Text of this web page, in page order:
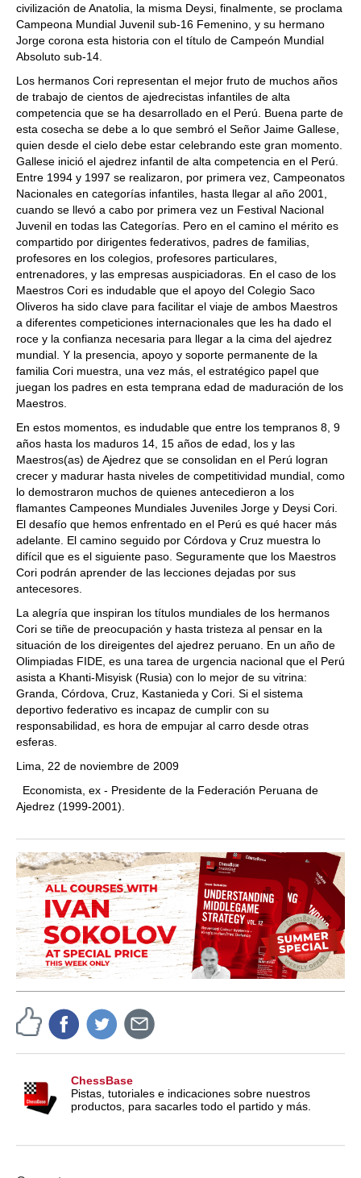
civilización de Anatolia, la misma Deysi, finalmente, se proclama
Campeona Mundial Juvenil sub-16 Femenino, y su hermano
Jorge corona esta historia con el título de Campeón Mundial
Absoluto sub-14.
Los hermanos Cori representan el mejor fruto de muchos años
de trabajo de cientos de ajedrecistas infantiles de alta
competencia que se ha desarrollado en el Perú. Buena parte de
esta cosecha se debe a lo que sembró el Señor Jaime Gallese,
quien desde el cielo debe estar celebrando este gran momento.
Gallese inició el ajedrez infantil de alta competencia en el Perú.
Entre 1994 y 1997 se realizaron, por primera vez, Campeonatos
Nacionales en categorías infantiles, hasta llegar al año 2001,
cuando se llevó a cabo por primera vez un Festival Nacional
Juvenil en todas las Categorías. Pero en el camino el mérito es
compartido por dirigentes federativos, padres de familias,
profesores en los colegios, profesores particulares,
entrenadores, y las empresas auspiciadoras. En el caso de los
Maestros Cori es indudable que el apoyo del Colegio Saco
Oliveros ha sido clave para facilitar el viaje de ambos Maestros
a diferentes competiciones internacionales que les ha dado el
roce y la confianza necesaria para llegar a la cima del ajedrez
mundial. Y la presencia, apoyo y soporte permanente de la
familia Cori muestra, una vez más, el estratégico papel que
juegan los padres en esta temprana edad de maduración de los
Maestros.
En estos momentos, es indudable que entre los tempranos 8, 9
años hasta los maduros 14, 15 años de edad, los y las
Maestros(as) de Ajedrez que se consolidan en el Perú logran
crecer y madurar hasta niveles de competitividad mundial, como
lo demostraron muchos de quienes antecedieron a los
flamantes Campeones Mundiales Juveniles Jorge y Deysi Cori.
El desafío que hemos enfrentado en el Perú es qué hacer más
adelante. El camino seguido por Córdova y Cruz muestra lo
difícil que es el siguiente paso. Seguramente que los Maestros
Cori podrán aprender de las lecciones dejadas por sus
antecesores.
La alegría que inspiran los títulos mundiales de los hermanos
Cori se tiñe de preocupación y hasta tristeza al pensar en la
situación de los direigentes del ajedrez peruano. En un año de
Olimpiadas FIDE, es una tarea de urgencia nacional que el Perú
asista a Khanti-Misyisk (Rusia) con lo mejor de su vitrina:
Granda, Córdova, Cruz, Kastanieda y Cori. Si el sistema
deportivo federativo es incapaz de cumplir con su
responsabilidad, es hora de empujar al carro desde otras
esferas.
Lima, 22 de noviembre de 2009
Economista, ex - Presidente de la Federación Peruana de
Ajedrez (1999-2001).
ChessBase
Pistas, tutoriales e indicaciones sobre nuestros
productos, para sacarles todo el partido y más.